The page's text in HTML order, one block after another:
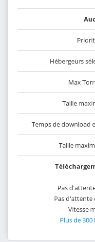
Hébergeurs
Max
Taille
Temps de download
Taille
Pas
Pas d'attente
Vitesse
Plus de